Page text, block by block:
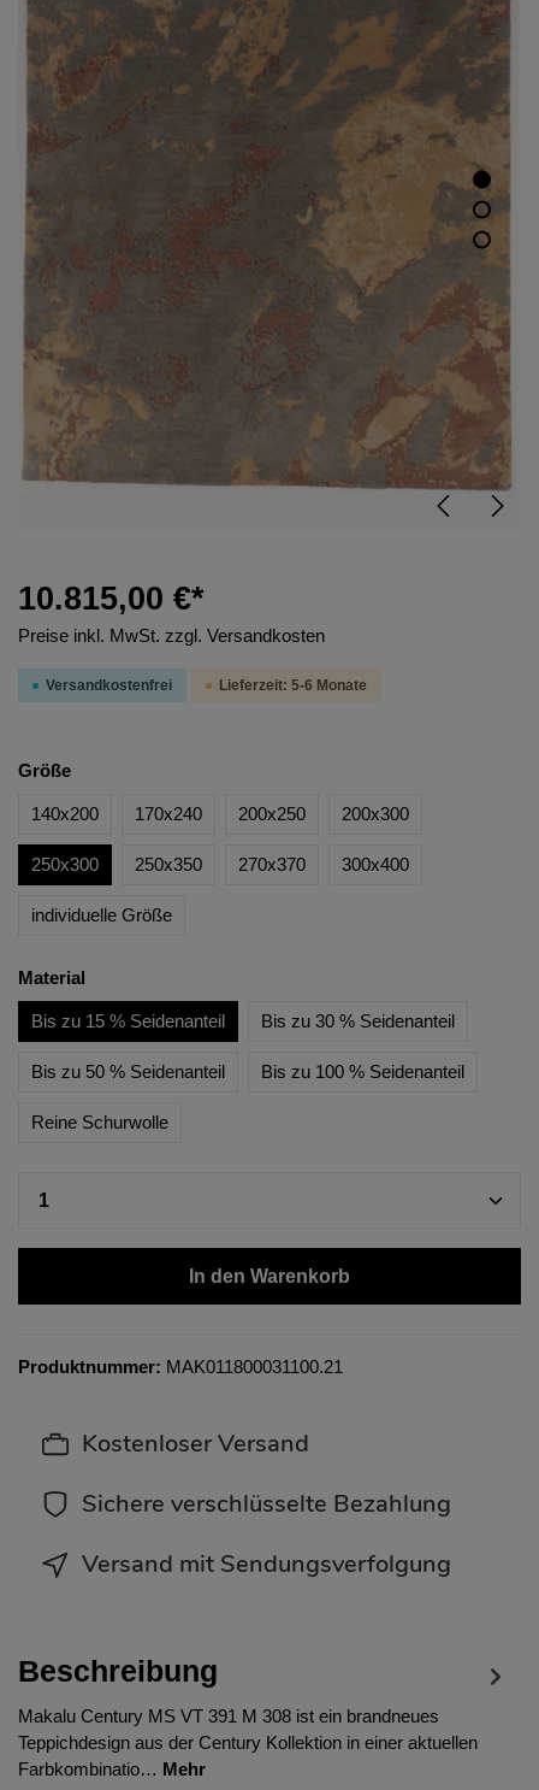
10.815,00 €*
Preise inkl. MwSt. zzgl. Versandkosten
Versandkostenfrei Lieferzeit: 5-6 Monate
Größe
140x200 170x240 200x250 200x300
250x300 250x350 270x370 300x400
individuelle Größe
Material
Bis zu 15 % Seidenanteil Bis zu 30 % Seidenanteil
Bis zu 50 % Seidenanteil Bis zu 100 % Seidenanteil
Reine Schurwolle
In den Warenkorb
Produktnummer: MAK011800031100.21
Kostenloser Versand
Sichere verschlüsselte Bezahlung
Versand mit Sendungsverfolgung
Beschreibung
Makalu Century MS VT 391 M 308 ist ein brandneues
Teppichdesign aus der Century Kollektion in einer aktuellen
Farbkombinatio… Mehr